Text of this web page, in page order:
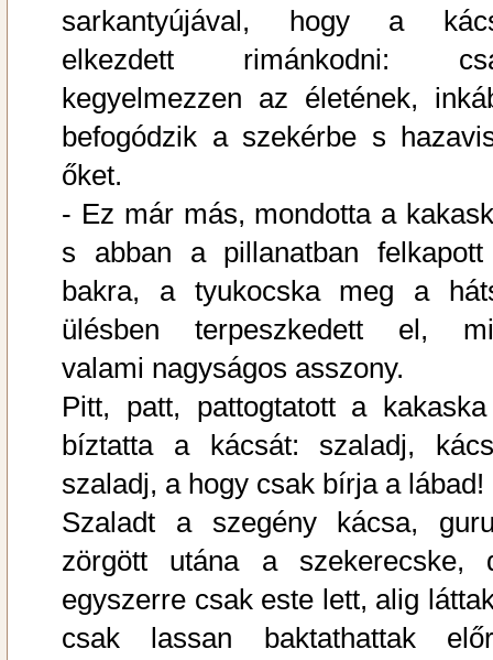
sarkantyújával, hogy a
elkezdett rimánkodni:
kegyelmezzen az életének,
befogódzik a szekérbe s
őket.
- Ez már más, mondotta a
s abban a pillanatban
bakra, a tyukocska meg a
ülésben terpeszkedett el,
valami nagyságos asszony.
Pitt, patt, pattogtatott a
bíztatta a kácsát: szaladj,
szaladj, a hogy csak bírja a lábad!
Szaladt a szegény kácsa,
zörgött utána a szekerecske,
egyszerre csak este lett, alig
csak lassan baktathattak